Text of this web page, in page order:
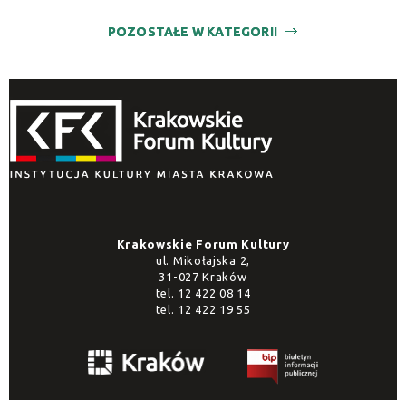
POZOSTAŁE W KATEGORII
Krakowskie Forum Kultury
ul. Mikołajska 2,
31-027 Kraków
tel. 12 422 08 14
tel. 12 422 19 55